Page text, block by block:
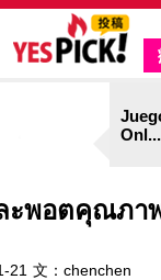
Onl...
ะพอตคุณภา
21 文： chenchen